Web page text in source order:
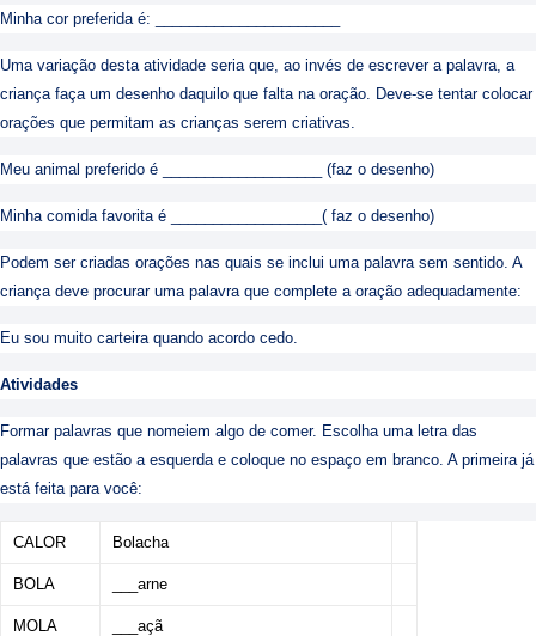
Minha cor preferida é: ______________________
Uma variação desta atividade seria que, ao invés de escrever a palavra, a
criança faça um desenho daquilo que falta na oração. Deve-se tentar colocar
orações que permitam as crianças serem criativas.
Meu animal preferido é ___________________ (faz o desenho)
Minha comida favorita é __________________( faz o desenho)
Podem ser criadas orações nas quais se inclui uma palavra sem sentido. A
criança deve procurar uma palavra que complete a oração adequadamente:
Eu sou muito carteira quando acordo cedo.
Atividades
Formar palavras que nomeiem algo de comer. Escolha uma letra das
palavras que estão a esquerda e coloque no espaço em branco. A primeira já
está feita para você:
CALOR Bolacha
BOLA ___arne
MOLA ___açã